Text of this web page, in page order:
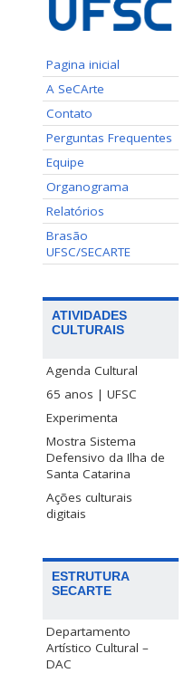
Pagina inicial
A SeCArte
Contato
Perguntas Frequentes
Equipe
Organograma
Relatórios
Brasão
UFSC/SECARTE
ATIVIDADES
CULTURAIS
Agenda Cultural
65 anos | UFSC
Experimenta
Mostra Sistema
Defensivo da Ilha de
Santa Catarina
Ações culturais
digitais
ESTRUTURA
SECARTE
Departamento
Artístico Cultural –
DAC